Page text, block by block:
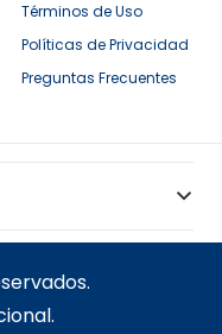
Términos de Uso
Políticas de Privacidad
Preguntas Frecuentes